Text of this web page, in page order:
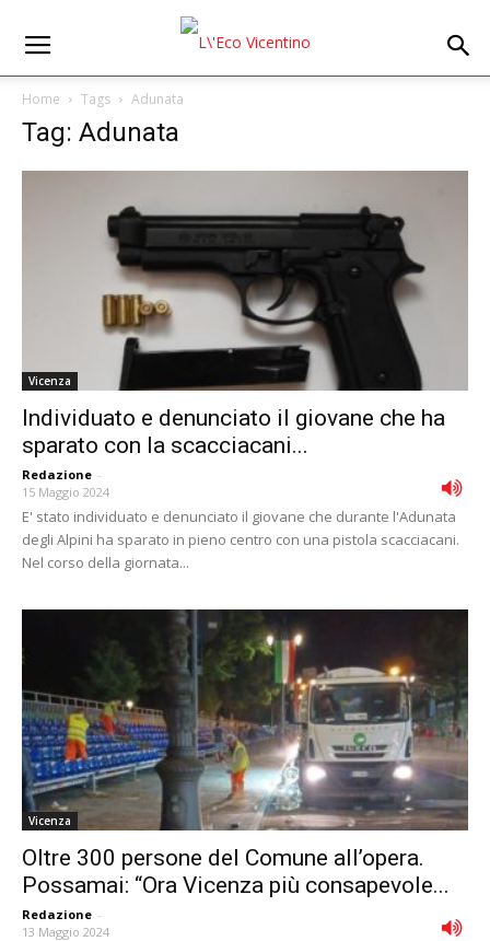
Home Tags Adunata
Tag: Adunata
Vicenza
Individuato e denunciato il giovane che ha
sparato con la scacciacani...
Redazione -
15 Maggio 2024
E' stato individuato e denunciato il giovane che durante l'Adunata
degli Alpini ha sparato in pieno centro con una pistola scacciacani.
Nel corso della giornata...
Vicenza
Oltre 300 persone del Comune all’opera.
Possamai: “Ora Vicenza più consapevole...
Redazione -
13 Maggio 2024